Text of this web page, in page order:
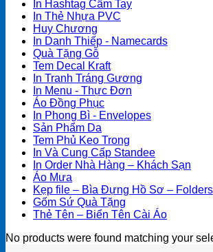
In Hashtag Cầm Tay
In Thẻ Nhựa PVC
Huy Chương
In Danh Thiếp - Namecards
Quà Tặng Gỗ
Tem Decal Kraft
In Tranh Tráng Gương
In Menu - Thực Đơn
Áo Đồng Phục
In Phong Bì - Envelopes
Sản Phẩm Da
Tem Phủ Keo Trong
In Và Cung Cấp Standee
In Order Nhà Hàng – Khách Sạn
Áo Mưa
Kẹp file – Bìa Đựng Hồ Sơ – Folders
Gốm Sứ Quà Tặng
Thẻ Tên – Biển Tên Cài Áo
No products were found matching your